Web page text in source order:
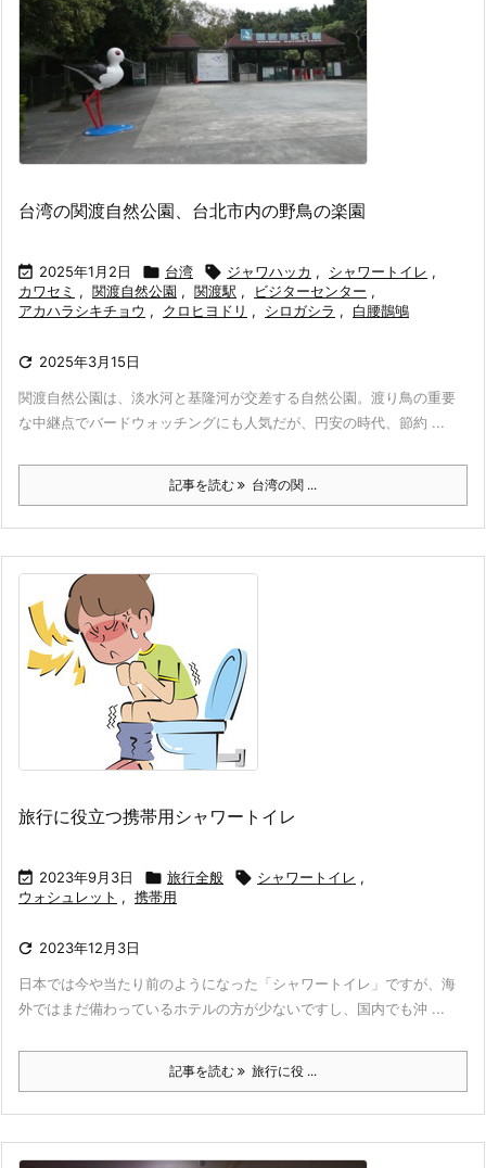
台湾の関渡自然公園、台北市内の野鳥の楽園
 2025年1月2日  台湾  ジャワハッカ , シャワートイレ ,
カワセミ , 関渡自然公園 , 関渡駅 , ビジターセンター ,
アカハラシキチョウ , クロヒヨドリ , シロガシラ , 白腰鵲鴝
 2025年3月15日
関渡自然公園は、淡水河と基隆河が交差する自然公園。渡り鳥の重要
な中継点でバードウォッチングにも人気だが、円安の時代、節約 ...
記事を読む 台湾の関 ...
旅行に役立つ携帯用シャワートイレ
 2023年9月3日  旅行全般  シャワートイレ ,
ウォシュレット , 携帯用
 2023年12月3日
日本では今や当たり前のようになった「シャワートイレ」ですが、海
外ではまだ備わっているホテルの方が少ないですし、国内でも沖 ...
記事を読む 旅行に役 ...